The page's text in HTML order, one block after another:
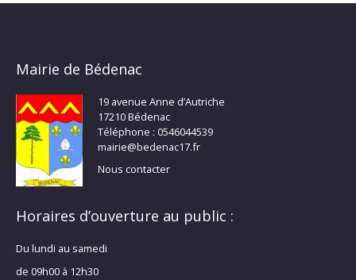
Mairie de Bédenac
19 avenue Anne d’Autriche
17210 Bédenac
Téléphone : 0546044539
mairie@bedenac17.fr
Nous contacter
Horaires d’ouverture au public :
Du lundi au samedi
de 09h00 à 12h30